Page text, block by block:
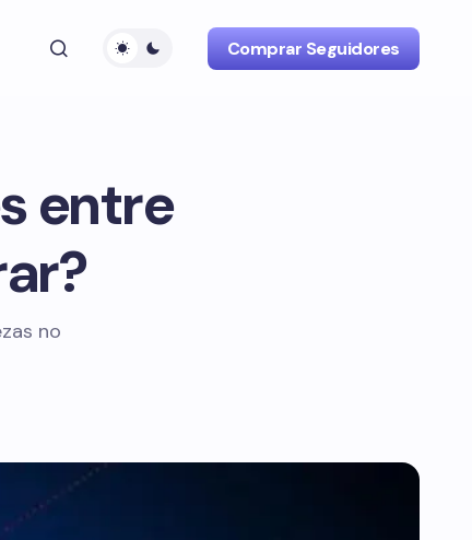
Comprar Seguidores
entre
no